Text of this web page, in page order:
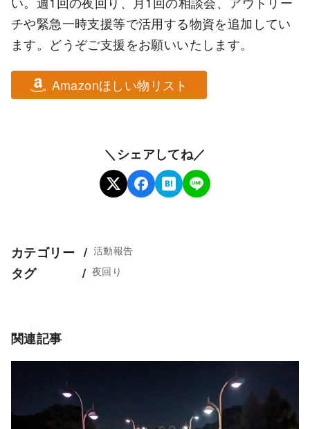
チや緊急一時支援等で活用する物資を追加してい
ます。どうぞご支援をお願いいたします。
Amazonほしい物リスト
＼シェアしてね／
カテゴリー 活動報告
タグ 夜回り
関連記事